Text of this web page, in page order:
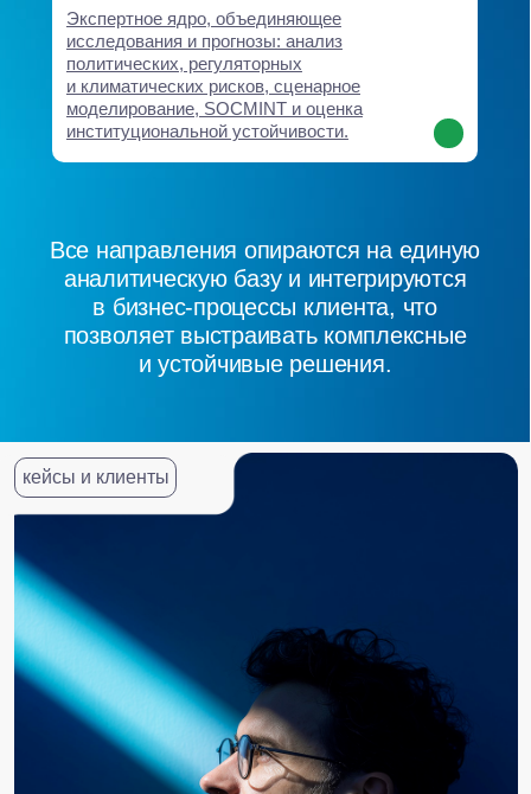
Наши кейсы показывают, как экспертность и системность
Baikal Lobridge превращают данные и стратегические идеи
в конкретные результаты: новые рынки, снятие барьеров,
сохранение бизнесов, принятые законы и надёжные
партнерства.